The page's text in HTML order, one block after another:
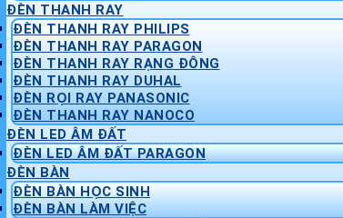
ĐÈN THANH RAY
ĐÈN THANH RAY PHILIPS
ĐÈN THANH RAY PARAGON
ĐÈN THANH RAY RẠNG ĐÔNG
ĐÈN THANH RAY DUHAL
ĐÈN RỌI RAY PANASONIC
ĐÈN THANH RAY NANOCO
ĐÈN LED ÂM ĐẤT
ĐÈN LED ÂM ĐẤT PARAGON
ĐÈN BÀN
ĐÈN BÀN HỌC SINH
ĐÈN BÀN LÀM VIỆC